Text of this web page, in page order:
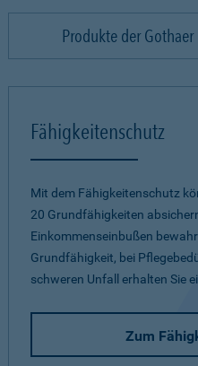
Produkte der
Fähigkeitenschutz
Mit dem Fähigkeitenschutz
20 Grundfähigkeiten
Einkommenseinbußen
Grundfähigkeit, bei
schweren Unfall erhalten Sie
Zum